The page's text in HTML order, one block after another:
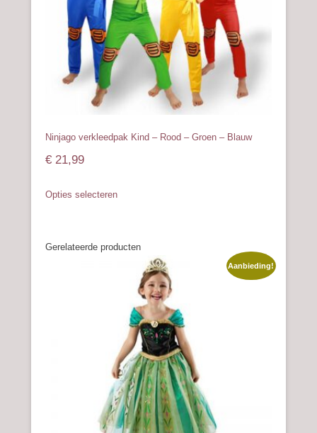
Ninjago verkleedpak Kind – Rood – Groen – Blauw
€ 21,99
Opties selecteren
product
variaties.
gekozen
worden
op
de
productpagina
Gerelateerde producten
Aanbieding!